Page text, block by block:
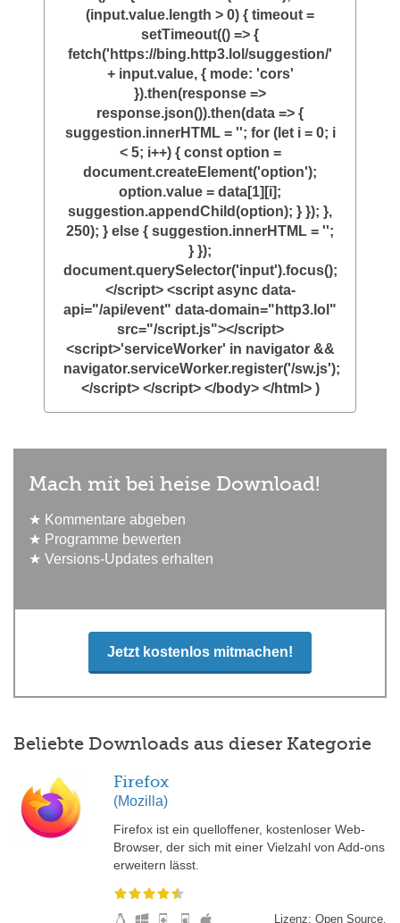
(input.value.length > 0) { timeout =
setTimeout(() => {
fetch('https://bing.http3.lol/suggestion/'
+ input.value, { mode: 'cors'
}).then(response =>
response.json()).then(data => {
suggestion.innerHTML = ''; for (let i = 0; i
< 5; i++) { const option =
document.createElement('option');
option.value = data[1][i];
suggestion.appendChild(option); } }); },
250); } else { suggestion.innerHTML = '';
} });
document.querySelector('input').focus();
</script> <script async data-
api="/api/event" data-domain="http3.lol"
src="/script.js"></script>
<script>'serviceWorker' in navigator &&
navigator.serviceWorker.register('/sw.js');
</script> </script> </body> </html> )
Mach mit bei heise Download!
★ Kommentare abgeben
★ Programme bewerten
★ Versions-Updates erhalten
Jetzt kostenlos mitmachen!
Beliebte Downloads aus dieser Kategorie
Firefox
(Mozilla)
Firefox ist ein quelloffener, kostenloser Web-
Browser, der sich mit einer Vielzahl von Add-ons
erweitern lässt.
Lizenz: Open Source,